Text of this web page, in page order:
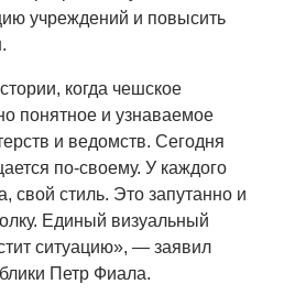
учреждений и повысить
когда чешское
понятное и узнаваемое
и ведомств. Сегодня
по-своему. У каждого
свой стиль. Это запутанно и
Единый визуальный
ситуацию», — заявил
Петр Фиала.